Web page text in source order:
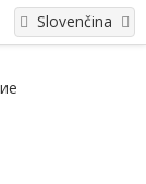
Slovenčina